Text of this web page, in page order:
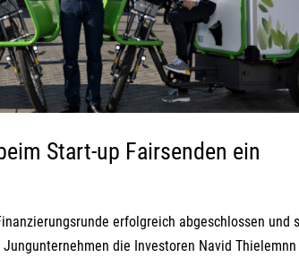
Start-up Fairsenden ein
erfolgreich abgeschlossen und
die Investoren Navid